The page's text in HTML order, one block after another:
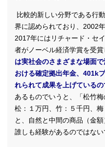
比較的新しい分野である行
界に認められており、2002
2017年にはリチャード・セ
者がノーベル経済学賞を受賞
は実社会のさまざまな場面
おける確定拠出年金、401k
れられて成果を上げているの
あるものでいうと、「松竹
松：１万円、竹：５千円、
と、自然と中間の商品（金
誰しも経験があるのではない